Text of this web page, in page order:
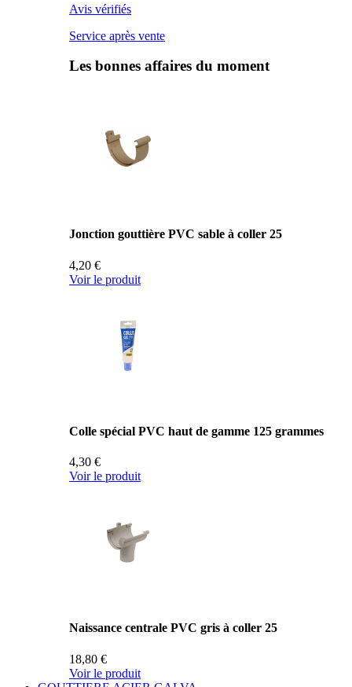
Avis vérifiés
Service après vente
Les bonnes affaires du moment
Jonction gouttière PVC sable à coller 25
4,20 €
Voir le produit
Colle spécial PVC haut de gamme 125 grammes
4,30 €
Voir le produit
Naissance centrale PVC gris à coller 25
18,80 €
Voir le produit